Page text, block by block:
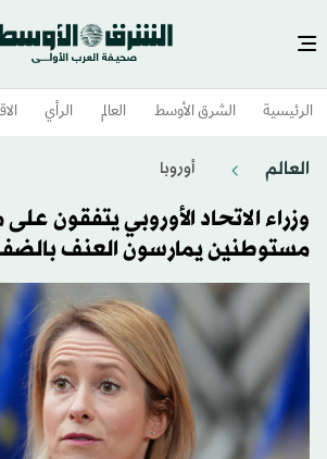
الرئيسية الشرق الأوسط​ العالم الرأي
العالم أوروبا
وزراء الاتحاد الأوروبي يتفقون
مستوطنين يمارسون العنف